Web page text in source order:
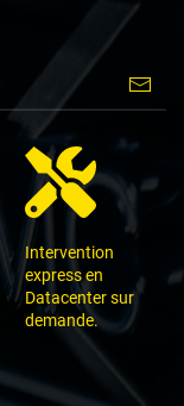
Intervention
express en
Datacenter sur
demande.